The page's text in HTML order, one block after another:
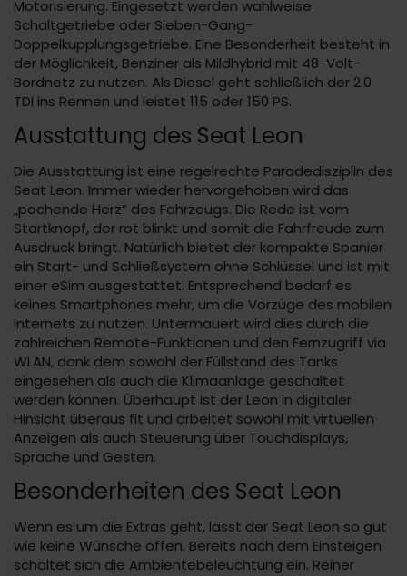
Motorisierung. Eingesetzt werden wahlweise
Schaltgetriebe oder Sieben-Gang-
Doppelkupplungsgetriebe. Eine Besonderheit besteht in
der Möglichkeit, Benziner als Mildhybrid mit 48-Volt-
Bordnetz zu nutzen. Als Diesel geht schließlich der 2.0
TDI ins Rennen und leistet 115 oder 150 PS.
Ausstattung des Seat Leon
Die Ausstattung ist eine regelrechte Paradedisziplin des
Seat Leon. Immer wieder hervorgehoben wird das
„pochende Herz“ des Fahrzeugs. Die Rede ist vom
Startknopf, der rot blinkt und somit die Fahrfreude zum
Ausdruck bringt. Natürlich bietet der kompakte Spanier
ein Start- und Schließsystem ohne Schlüssel und ist mit
einer eSim ausgestattet. Entsprechend bedarf es
keines Smartphones mehr, um die Vorzüge des mobilen
Internets zu nutzen. Untermauert wird dies durch die
zahlreichen Remote-Funktionen und den Fernzugriff via
WLAN, dank dem sowohl der Füllstand des Tanks
eingesehen als auch die Klimaanlage geschaltet
werden können. Überhaupt ist der Leon in digitaler
Hinsicht überaus fit und arbeitet sowohl mit virtuellen
Anzeigen als auch Steuerung über Touchdisplays,
Sprache und Gesten.
Besonderheiten des Seat Leon
Wenn es um die Extras geht, lässt der Seat Leon so gut
wie keine Wünsche offen. Bereits nach dem Einsteigen
schaltet sich die Ambientebeleuchtung ein. Reiner